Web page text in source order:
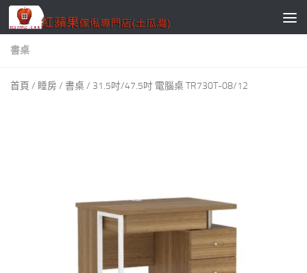
Skip to content
書桌
首頁 / 睡房 / 書桌 / 31.5吋/47.5吋 電腦桌 TR730T-08/12